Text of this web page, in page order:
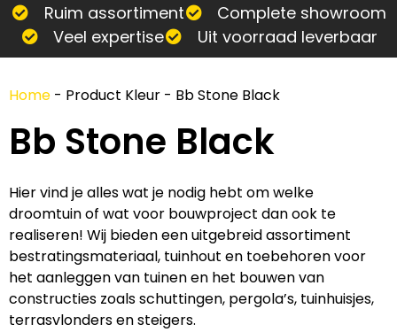
Ruim assortiment
Complete showroom
Veel expertise
Uit voorraad leverbaar
Home - Product Kleur - Bb Stone Black
Bb Stone Black
Hier vind je alles wat je nodig hebt om welke
droomtuin of wat voor bouwproject dan ook te
realiseren! Wij bieden een uitgebreid assortiment
bestratingsmateriaal, tuinhout en toebehoren voor
het aanleggen van tuinen en het bouwen van
constructies zoals schuttingen, pergola’s, tuinhuisjes,
terrasvlonders en steigers.